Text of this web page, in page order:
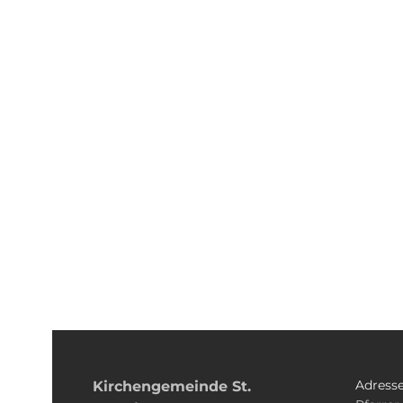
Kirchengemeinde­­ St.